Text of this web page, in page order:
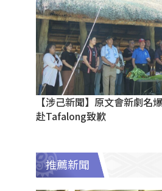
【涉己新聞】原文會新劇名
赴Tafalong致歉
推薦新聞